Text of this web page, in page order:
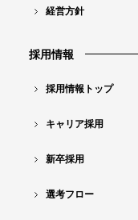
ビ
経営方針
採用情報
採用情報トップ
キャリア採用
新卒採用
選考フロー